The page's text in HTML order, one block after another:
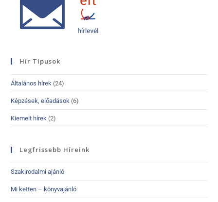
Hír Típusok
Általános hírek (24)
Képzések, előadások (6)
Kiemelt hírek (2)
Legfrissebb Híreink
Szakirodalmi ajánló
Mi ketten – könyvajánló